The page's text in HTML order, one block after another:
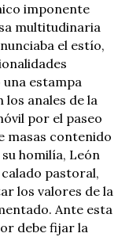
imponente
multitudinaria
el estío,
estampa
los anales de la
por el paseo
masas contenido
homilía, León
pastoral,
los valores de la
Ante esta
debe fijar la